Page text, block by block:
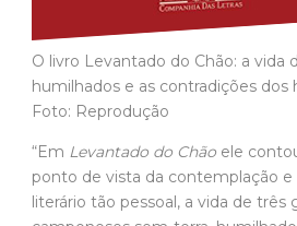
Levantado do Chãoele
ponto de vista da contemplação e
literário tão pessoal, a vida de três
camponeses sem-terra,
latifúndio”, comenta ao
IEA. “E também contou sobre a
invadiu naquele dia ‘levantado e
dos Cravos.”